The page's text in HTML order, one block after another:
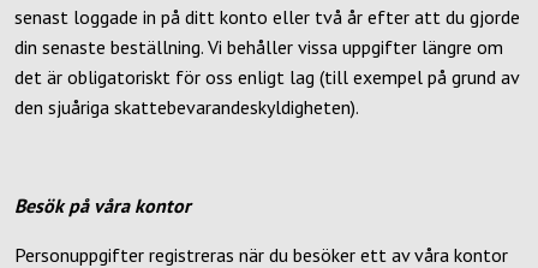
senast loggade in på ditt konto eller två år efter att du gjorde
din senaste beställning. Vi behåller vissa uppgifter längre om
det är obligatoriskt för oss enligt lag (till exempel på grund av
den sjuåriga skattebevarandeskyldigheten).
Besök på våra kontor
Personuppgifter registreras när du besöker ett av våra kontor